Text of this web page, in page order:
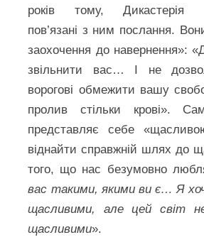
років тому, Дикастерія
пов’язані з ним послання.
заохочення до навернення»:
звільнити вас… І не
ворогові обмежити вашу
пролив стільки крові».
представляє себе
віднайти справжній шлях до
того, що нас безумовно
вас такими, якими ви є… Я
щасливими, але цей світ
щасливими».